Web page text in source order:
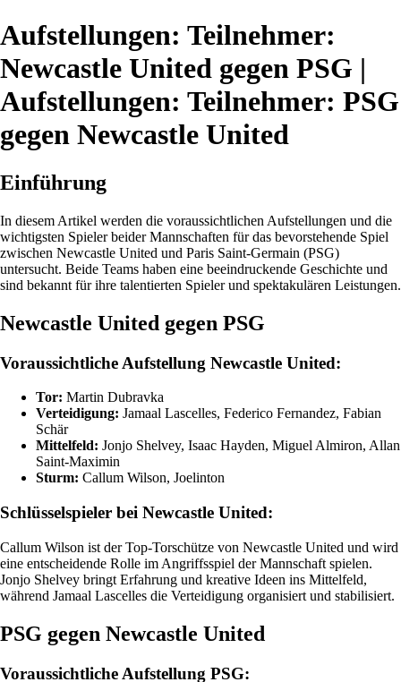
Aufstellungen: Teilnehmer:
Newcastle United gegen PSG |
Aufstellungen: Teilnehmer: PSG
gegen Newcastle United
Einführung
In diesem Artikel werden die voraussichtlichen Aufstellungen und die
wichtigsten Spieler beider Mannschaften für das bevorstehende Spiel
zwischen Newcastle United und Paris Saint-Germain (PSG)
untersucht. Beide Teams haben eine beeindruckende Geschichte und
sind bekannt für ihre talentierten Spieler und spektakulären Leistungen.
Newcastle United gegen PSG
Voraussichtliche Aufstellung Newcastle United:
Tor: Martin Dubravka
Verteidigung: Jamaal Lascelles, Federico Fernandez, Fabian
Schär
Mittelfeld: Jonjo Shelvey, Isaac Hayden, Miguel Almiron, Allan
Saint-Maximin
Sturm: Callum Wilson, Joelinton
Schlüsselspieler bei Newcastle United:
Callum Wilson ist der Top-Torschütze von Newcastle United und wird
eine entscheidende Rolle im Angriffsspiel der Mannschaft spielen.
Jonjo Shelvey bringt Erfahrung und kreative Ideen ins Mittelfeld,
während Jamaal Lascelles die Verteidigung organisiert und stabilisiert.
PSG gegen Newcastle United
Voraussichtliche Aufstellung PSG: